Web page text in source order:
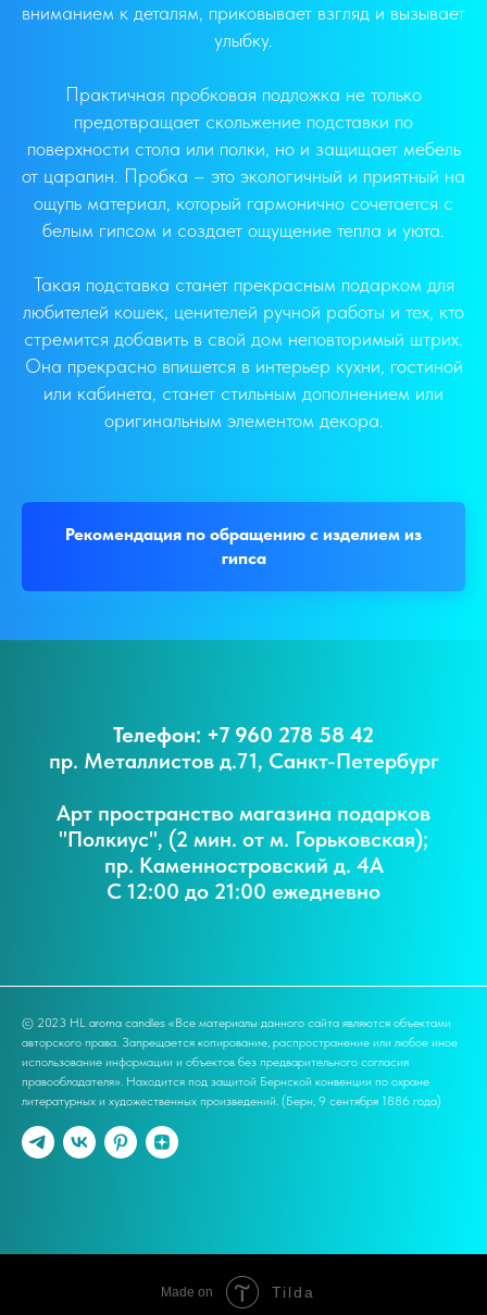
вниманием к деталям, приковывает взгляд и вызывает
улыбку.
Практичная пробковая подложка не только
предотвращает скольжение подставки по
поверхности стола или полки, но и защищает мебель
от царапин. Пробка – это экологичный и приятный на
ощупь материал, который гармонично сочетается с
белым гипсом и создает ощущение тепла и уюта.
Такая подставка станет прекрасным подарком для
любителей кошек, ценителей ручной работы и тех, кто
стремится добавить в свой дом неповторимый штрих.
Она прекрасно впишется в интерьер кухни, гостиной
или кабинета, станет стильным дополнением или
оригинальным элементом декора.
Рекомендация по обращению с изделием из
гипса
Телефон: +7 960 278 58 42
пр. Металлистов д.71, Санкт-Петербург
Арт пространство магазина подарков
"Полкиус", (2 мин. от м. Горьковская);
пр. Каменностровский д. 4А
С 12:00 до 21:00 ежедневно
© 2023 HL aroma candles «Все материалы данного сайта являются объектами
авторского права. Запрещается копирование, распространение или любое иное
использование информации и объектов без предварительного согласия
правообладателя». Находится под защитой Бернской конвенции по охране
литературных и художественных произведений. (Берн, 9 сентября 1886 года)
Made on Tilda